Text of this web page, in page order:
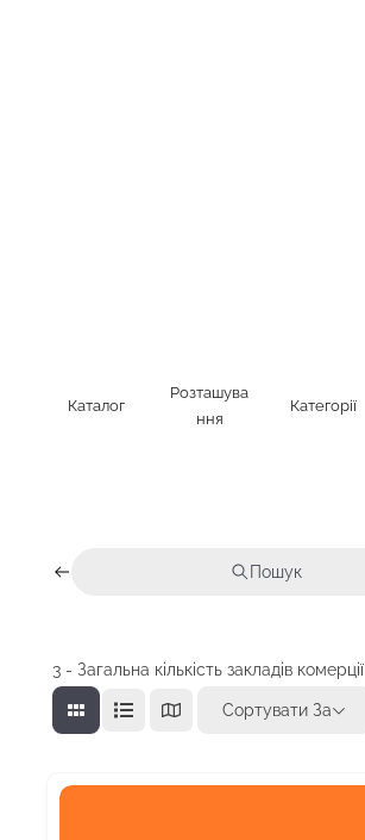
Каталог
Розташува
ння
Категорії
Пошук
3 - Загальна кількість закладів комерції
Сортувати За